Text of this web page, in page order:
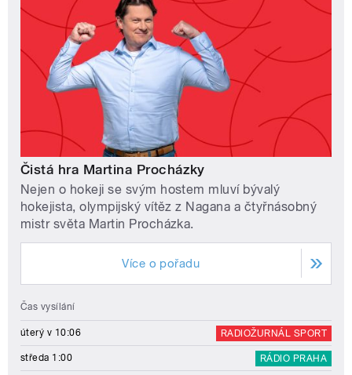
Čistá hra Martina Procházky
Nejen o hokeji se svým hostem mluví bývalý
hokejista, olympijský vítěz z Nagana a čtyřnásobný
mistr světa Martin Procházka.
Více o pořadu
Čas vysílání
úterý v 10:06 RADIOŽURNÁL SPORT
středa 1:00 RÁDIO PRAHA